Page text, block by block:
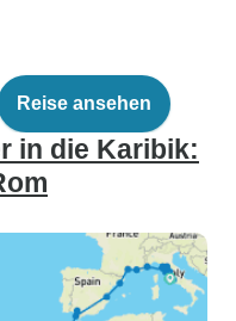
Reise ansehen
in die Karibik: